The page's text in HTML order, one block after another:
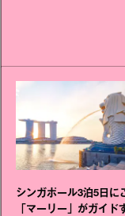
シンガポール3泊5日に
「マーリー」がガイド